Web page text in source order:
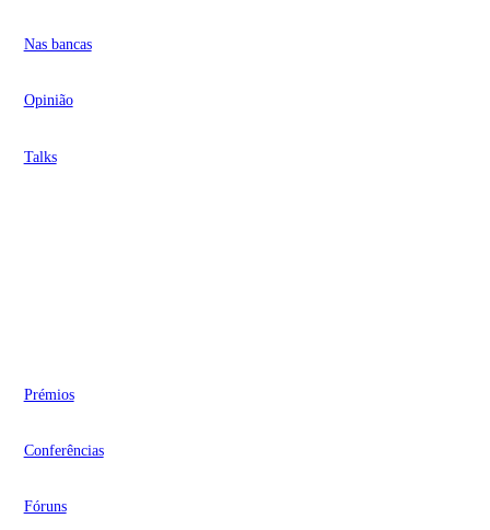
Nas bancas
Opinião
Talks
Prémios
Conferências
Fóruns